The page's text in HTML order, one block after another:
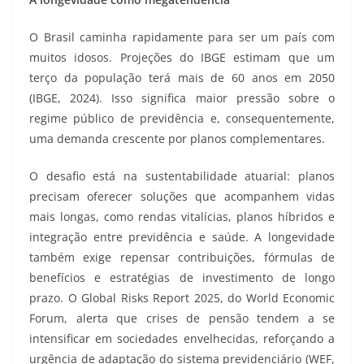
O Brasil caminha rapidamente para ser um país com
muitos idosos. Projeções do IBGE estimam que um
terço da população terá mais de 60 anos em 2050
(IBGE, 2024). Isso significa maior pressão sobre o
regime público de previdência e, consequentemente,
uma demanda crescente por planos complementares.
O desafio está na sustentabilidade atuarial: planos
precisam oferecer soluções que acompanhem vidas
mais longas, como rendas vitalícias, planos híbridos e
integração entre previdência e saúde. A longevidade
também exige repensar contribuições, fórmulas de
benefícios e estratégias de investimento de longo
prazo. O Global Risks Report 2025, do World Economic
Forum, alerta que crises de pensão tendem a se
intensificar em sociedades envelhecidas, reforçando a
urgência de adaptação do sistema previdenciário (WEF,